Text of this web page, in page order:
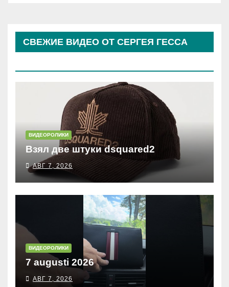
СВЕЖИЕ ВИДЕО ОТ СЕРГЕЯ ГЕССА
ВИДЕОРОЛИКИ
Взял две штуки dsquared2
АВГ 7, 2026
ВИДЕОРОЛИКИ
7 augusti 2026
АВГ 7, 2026